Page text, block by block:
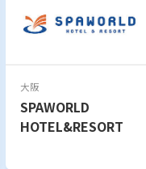
大阪
SPAWORLD
HOTEL&RESORT